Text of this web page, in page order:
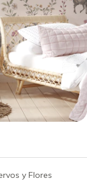
y Flores